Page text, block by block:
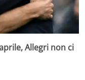
Allegri non ci